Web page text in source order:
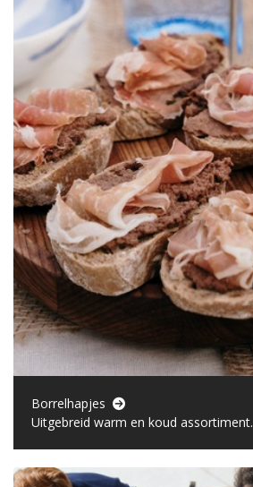
Borrelhapjes
Uitgebreid warm en koud assortiment.